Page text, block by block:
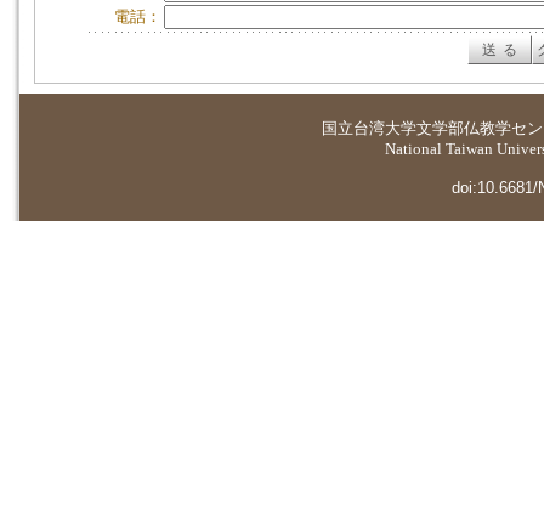
電話：
国立台湾大学文学部仏教学セ
National Taiwan
doi:10.6681/